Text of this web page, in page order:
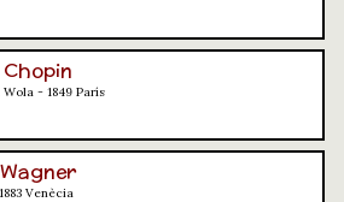
Wola - 1849 París
Venècia